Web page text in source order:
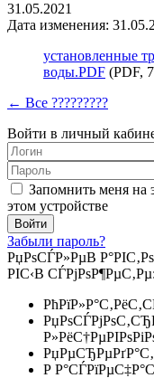
31.05.2021
Дата изменения:
установленные
воды.PDF (PDF,
← Все ?????????
Войти в личный
Запомнить меня на
этом устройстве
Забыли пароль?
РџРѕСЃР»РµВ
РІС‹В СЃРјРѕР¶РµС‚Рµ:
Р